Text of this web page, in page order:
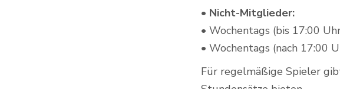
• Nicht-Mitglieder:
• Wochentags (bis 17:00
• Wochentags (nach 17:00
Für regelmäßige Spieler